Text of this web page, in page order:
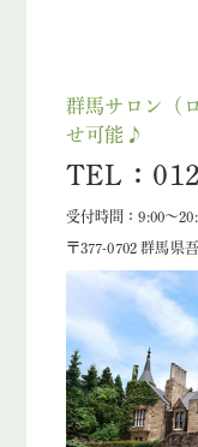
群馬サロン（
せ可能♪
TEL：
受付時間：9:00～
〒377-0702 群馬県